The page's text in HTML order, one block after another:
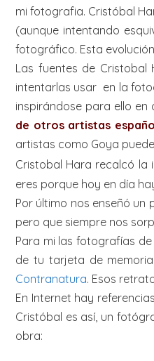
mi fotografia. Cristóbal
(aunque intentando
fotográfico. Esta
Las fuentes de
intentarlas usar en la
inspirándose para ello
de otros artistas
artistas como Goya
Cristobal Hara recalcó
eres porque hoy en día
Por último nos enseñó
pero que siempre nos
Para mi las fotografías
de tu tarjeta de
Contranatura. Esos
En Internet hay
Cristóbal es así, un
obra: